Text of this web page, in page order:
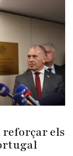
reforçar els